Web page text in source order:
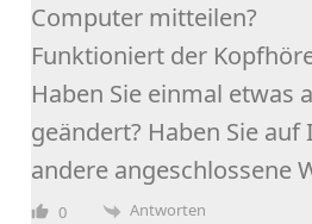
Computer mitteilen?
Funktioniert der
Haben Sie einmal etwas
geändert? Haben Sie auf
andere angeschlossene
0 Antworten